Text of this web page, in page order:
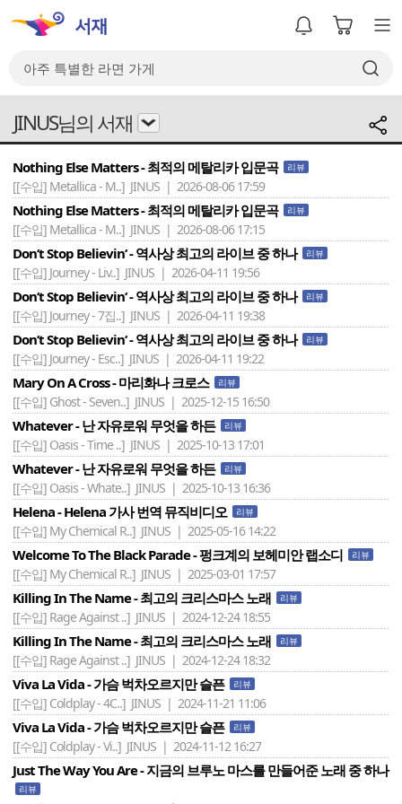
JINUS님의 서재
Nothing Else Matters - 최적의 메탈리카 입문곡 리뷰
[[수입] Metallica - M..] JINUS | 2026-08-06 17:59
Nothing Else Matters - 최적의 메탈리카 입문곡 리뷰
[[수입] Metallica - M..] JINUS | 2026-08-06 17:15
Don‘t Stop Believin‘ - 역사상 최고의 라이브 중 하나 리뷰
[[수입] Journey - Liv..] JINUS | 2026-04-11 19:56
Don‘t Stop Believin‘ - 역사상 최고의 라이브 중 하나 리뷰
[[수입] Journey - 7집..] JINUS | 2026-04-11 19:38
Don‘t Stop Believin‘ - 역사상 최고의 라이브 중 하나 리뷰
[[수입] Journey - Esc..] JINUS | 2026-04-11 19:22
Mary On A Cross - 마리화나 크로스 리뷰
[[수입] Ghost - Seven..] JINUS | 2025-12-15 16:50
Whatever - 난 자유로워 무엇을 하든 리뷰
[[수입] Oasis - Time ..] JINUS | 2025-10-13 17:01
Whatever - 난 자유로워 무엇을 하든 리뷰
[[수입] Oasis - Whate..] JINUS | 2025-10-13 16:36
Helena - Helena 가사 번역 뮤직비디오 리뷰
[[수입] My Chemical R..] JINUS | 2025-05-16 14:22
Welcome To The Black Parade - 펑크계의 보헤미안 랩소디 리뷰
[[수입] My Chemical R..] JINUS | 2025-03-01 17:57
Killing In The Name - 최고의 크리스마스 노래 리뷰
[[수입] Rage Against ..] JINUS | 2024-12-24 18:55
Killing In The Name - 최고의 크리스마스 노래 리뷰
[[수입] Rage Against ..] JINUS | 2024-12-24 18:32
Viva La Vida - 가슴 벅차오르지만 슬픈 리뷰
[[수입] Coldplay - 4C..] JINUS | 2024-11-21 11:06
Viva La Vida - 가슴 벅차오르지만 슬픈 리뷰
[[수입] Coldplay - Vi..] JINUS | 2024-11-12 16:27
Just The Way You Are - 지금의 브루노 마스를 만들어준 노래 중 하나
리뷰